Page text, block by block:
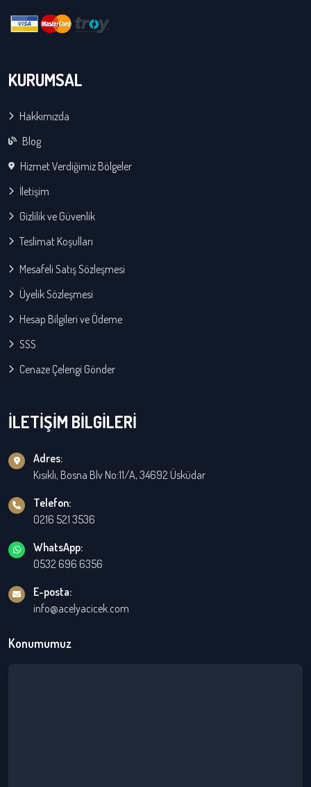
KURUMSAL
Hakkımızda
Blog
Hizmet Verdiğimiz Bölgeler
İletişim
Gizlilik ve Güvenlik
Teslimat Koşulları
Mesafeli Satış Sözleşmesi
Üyelik Sözleşmesi
Hesap Bilgileri ve Ödeme
SSS
Cenaze Çelengi Gönder
İLETİŞİM BİLGİLERİ
Adres:
Kısıklı, Bosna Blv No:11/A, 34692 Üsküdar
Telefon:
0216 521 3536
WhatsApp:
0532 696 6356
E-posta:
info@acelyacicek.com
Konumumuz